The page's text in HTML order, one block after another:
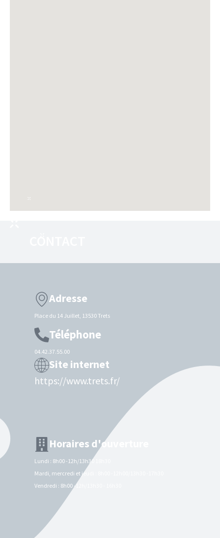
Adresse
Place du 14 Juillet, 13530 Trets
Téléphone
04.42.37.55.00
Site internet
https://www.trets.fr/
Horaires d'ouverture
Lundi : 8h00 -12h/13h30 18h30
Mardi, mercredi et jeudi : 8h00 -12h00/13h30 -17h30
Vendredi : 8h00 -12h/13h30 - 16h30